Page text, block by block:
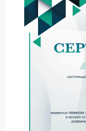
На первом этапе
действия:
проверить
поверхности;
уменьшить
перезапустить ИБП;
оценить
Такие меры
Когда